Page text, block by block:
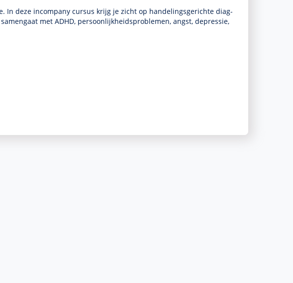
In deze incompany cursus krijg je zicht op handelingsgerichte diag­
met ADHD, per­soon­lijkheidspro­ble­men, angst, depres­sie,